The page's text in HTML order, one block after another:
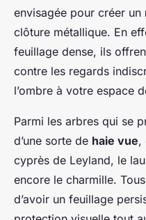
envisagée pour créer un
clôture métallique. En
feuillage dense, ils
contre les regards
l’ombre à votre espace
Parmi les arbres qui se
d’une sorte de haie vue,
cyprès de Leyland, le
encore le charmille.
d’avoir un feuillage